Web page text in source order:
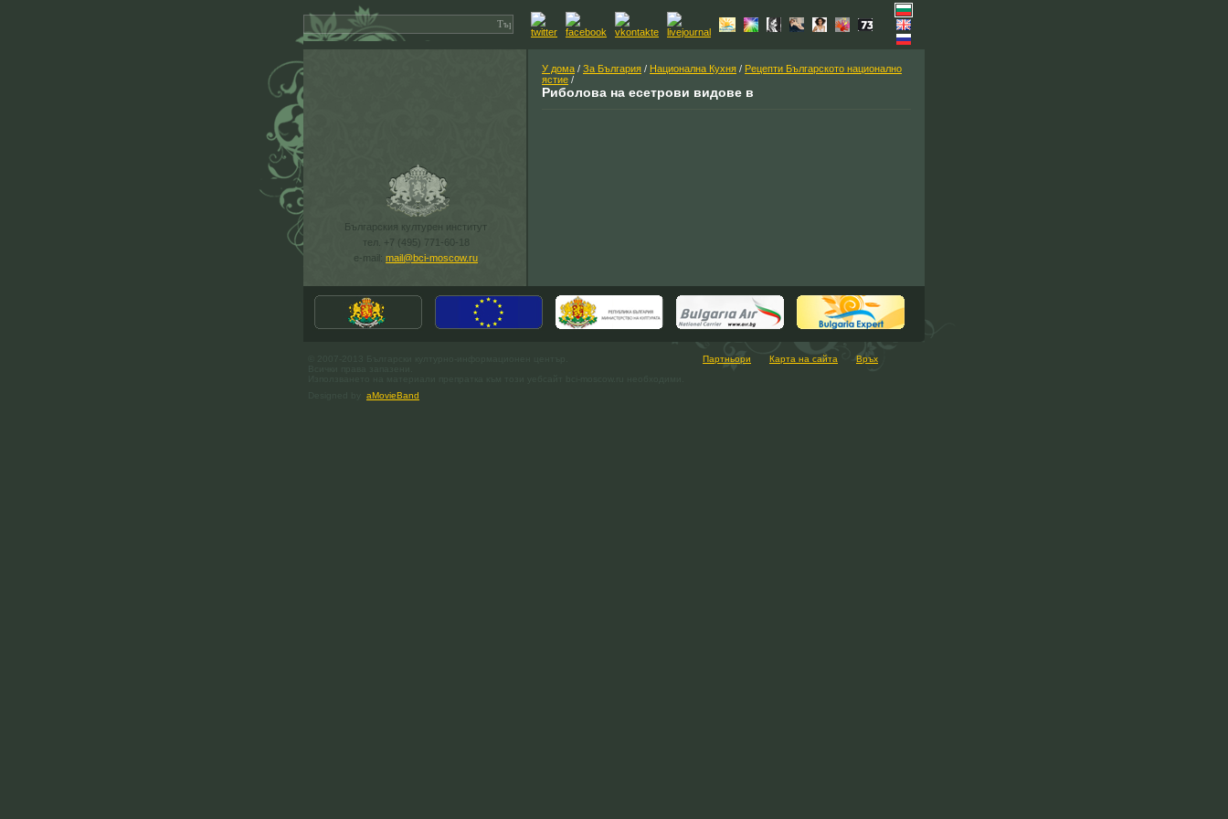
Българския културен институт
тел. +7 (495) 771-60-18
e-mail: mail@bci-moscow.ru
У дома / За България / Национална Кухня / Рецепти Българското национално
ястие /
Риболова на есетрови видове в
aMovieBand
Партньори Карта на сайта Връх